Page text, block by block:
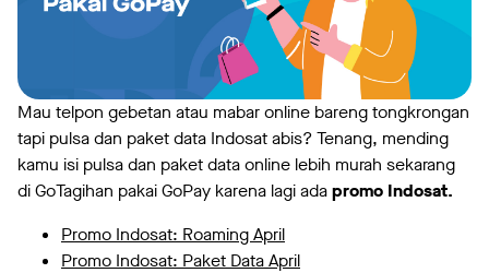
Mau telpon gebetan atau mabar online bareng tongkrongan
tapi pulsa dan paket data Indosat abis? Tenang, mending
kamu isi pulsa dan paket data online lebih murah sekarang
di GoTagihan pakai GoPay karena lagi adapromo Indosat.
Promo Indosat: Roaming April
Promo Indosat: Paket Data April